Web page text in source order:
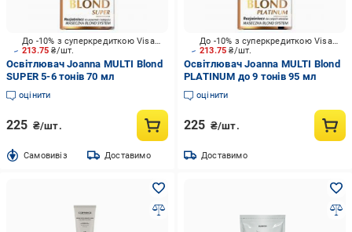
213.75₴/шт.
До -10% з суперкредиткою Visa Вигода
Освітлювач Joanna MULTI Blond
SUPER 5-6 тонів 70 мл
оцінити
225 ₴/шт.
Cамовивіз Доставимо
213.75₴/шт.
До -10% з суперкредиткою Visa Вигода
Освітлювач Joanna MULTI Blond
PLATINUM до 9 тонів 95 мл
оцінити
225 ₴/шт.
Доставимо